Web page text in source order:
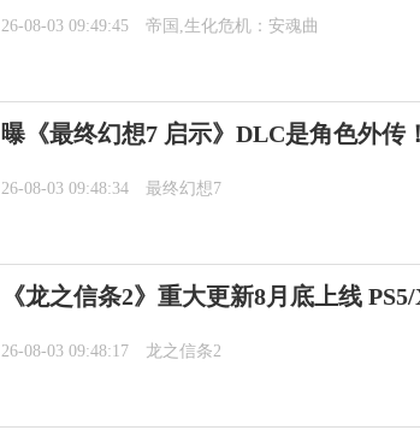
26-08-03 09:49:45 帝国,生化危机：安魂曲
曝《最终幻想7 启示》DLC是角色外传
26-08-03 09:48:34 最终幻想7
《龙之信条2》重大更新8月底上线
26-08-03 09:48:17 龙之信条2